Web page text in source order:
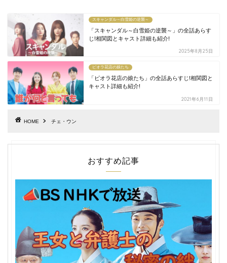
スキャンダル～白雪姫の逆襲～
「スキャンダル～白雪姫の逆襲～」の全話あらす
じ!相関図とキャスト詳細も紹介!
2025年8月25日
ピオラ花店の娘たち
「ピオラ花店の娘たち」の全話あらすじ!相関図と
キャスト詳細も紹介!
2021年6月11日
HOME チェ・ウン
おすすめ記事